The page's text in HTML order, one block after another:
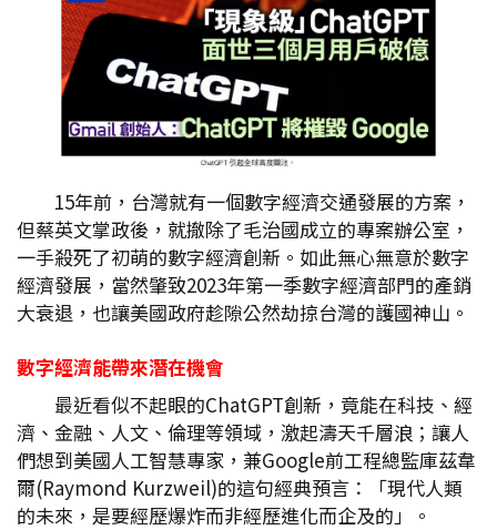
15年前，台灣就有一個數字經濟交通發展的方案，
但蔡英文掌政後，就撤除了毛治國成立的專案辦公室，
一手殺死了初萌的數字經濟創新。如此無心無意於數字
經濟發展，當然肇致2023年第一季數字經濟部門的產銷
大衰退，也讓美國政府趁隙公然劫掠台灣的護國神山。
數字經濟能帶來潛在機會
最近看似不起眼的ChatGPT創新，竟能在科技、經
濟、金融、人文、倫理等領域，激起濤天千層浪；讓人
們想到美國人工智慧專家，兼Google前工程總監庫茲韋
爾(Raymond Kurzweil)的這句經典預言：「現代人類
的未來，是要經歷爆炸而非經歷進化而企及的」。